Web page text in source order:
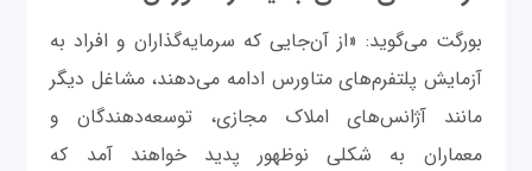
بورگت می‌گوید: «از آن‌جایی که سرمایه‌گذاران و افراد به
آزمایش پلتفرم‌های متاورس ادامه می‌دهند، مشاغل دیگر
مانند آژانس‌های املاک مجازی، توسعه‌دهندگان و
معماران به شکلی نوظهور پدید خواهند آمد که